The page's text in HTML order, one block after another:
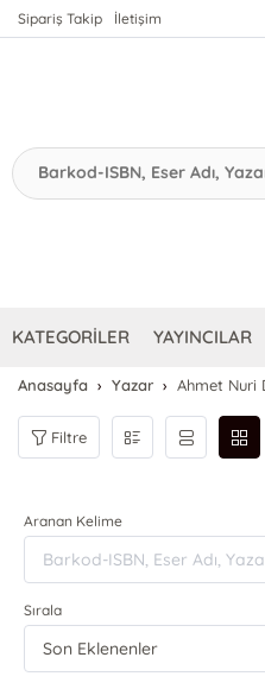
Sipariş Takip İletişim
KATEGORİLER YAYINCILAR
Anasayfa Yazar Ahmet Nuri
Filtre
Aranan Kelime
Sırala